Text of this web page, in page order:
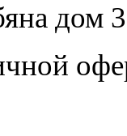
дом